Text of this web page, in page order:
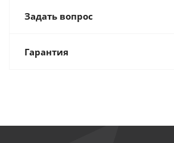
Задать вопрос
Гарантия